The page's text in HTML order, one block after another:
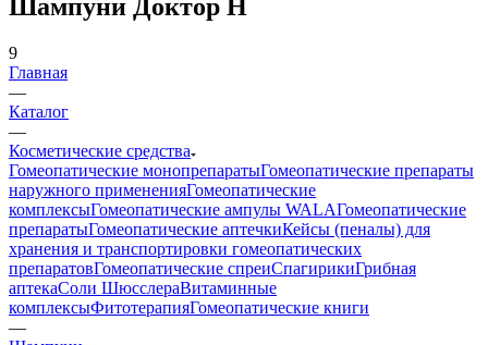
Шампуни Доктор Н
9
Главная
—
Каталог
—
Косметические средства
Гомеопатические монопрепаратыГомеопатические препараты
наружного примененияГомеопатические
комплексыГомеопатические ампулы WALAГомеопатические
препаратыГомеопатические аптечкиКейсы (пеналы) для
хранения и транспортировки гомеопатических
препаратовГомеопатические спреиСпагирикиГрибная
аптекаСоли ШюсслераВитаминные
комплексыФитотерапияГомеопатические книги
—